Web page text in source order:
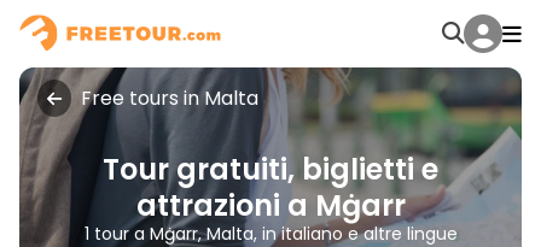
Free tours in Malta
Tour gratuiti, biglietti e
attrazioni a Mġarr
1 tour a Mġarr, Malta, in italiano e altre lingue